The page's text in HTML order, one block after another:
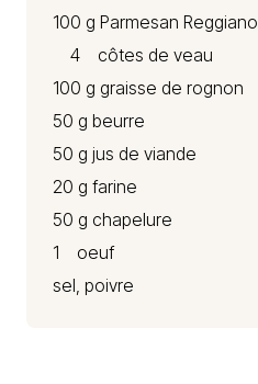
100 g Parmesan Reggiano
4 côtes de veau
100 g graisse de rognon
50 g beurre
50 g jus de viande
20 g farine
50 g chapelure
1 oeuf
sel, poivre